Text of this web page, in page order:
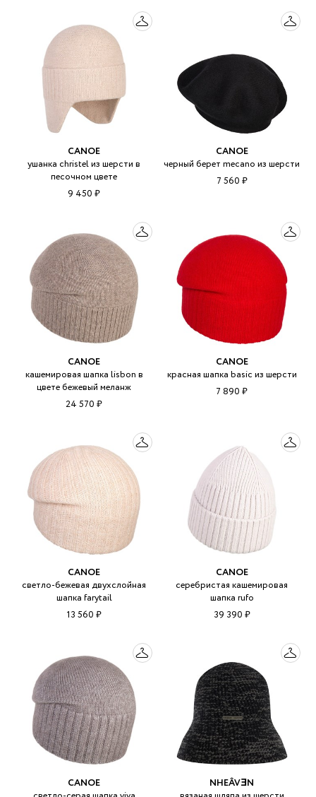
CANOE
ушанка christel из шерсти в
песочном цвете
9 450 ₽
CANOE
черный берет mecano из шерсти
7 560 ₽
CANOE
кашемировая шапка lisbon в
цвете бежевый меланж
24 570 ₽
CANOE
красная шапка basic из шерсти
7 890 ₽
CANOE
светло-бежевая двухслойная
шапка farytail
13 560 ₽
CANOE
серебристая кашемировая
шапка rufo
39 390 ₽
CANOE
NHEÂVƎN